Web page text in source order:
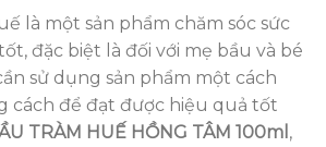
là một sản phẩm chăm sóc sức
đặc biệt là đối với mẹ bầu và bé
sử dụng sản phẩm một cách
cách để đạt được hiệu quả tốt
TRÀM HUẾ HỒNG TÂM 100ml ,